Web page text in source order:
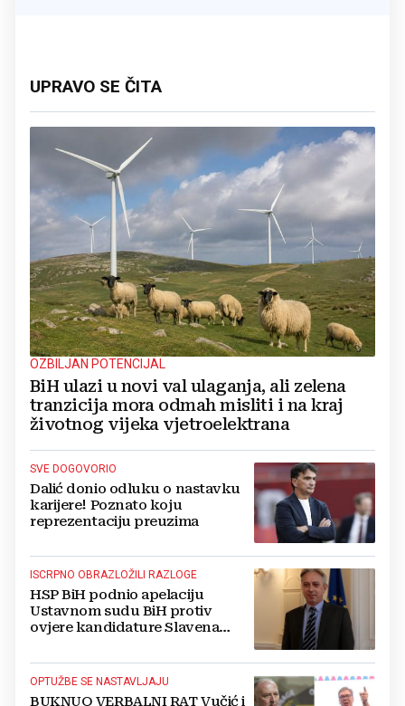
UPRAVO SE ČITA
OZBILJAN POTENCIJAL
BiH ulazi u novi val ulaganja, ali zelena
tranzicija mora odmah misliti i na kraj
životnog vijeka vjetroelektrana
SVE DOGOVORIO
Dalić donio odluku o nastavku
karijere! Poznato koju
reprezentaciju preuzima
ISCRPNO OBRAZLOŽILI RAZLOGE
HSP BiH podnio apelaciju
Ustavnom sudu BiH protiv
ovjere kandidature Slavena
OPTUŽBE SE NASTAVLJAJU
BUKNUO VERBALNI RAT Vučić i